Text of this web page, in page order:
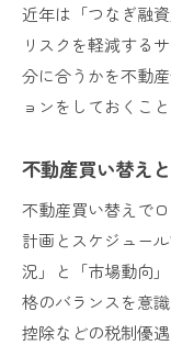
近年は「つなぎ融
リスクを軽減する
分に合うかを不動
ョンをしておくこ
不動産買い替え
不動産買い替えで
計画とスケジュー
況」と「市場動向
格のバランスを意
控除などの税制優